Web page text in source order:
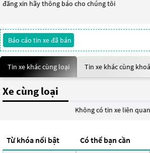
đăng xin hãy thông báo cho chúng tôi
Báo cáo tin xe đã bán
Tin xe khác cùng loại Tin xe khác cùng
Xe cùng loại
Không có tin xe liên quan
Từ khóa nổi bật Có thể bạn cần